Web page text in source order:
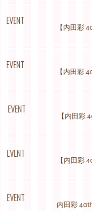
EVENT
【内田彩
EVENT
【内田彩
EVENT
【内田彩
EVENT
【内田彩
EVENT
内田彩